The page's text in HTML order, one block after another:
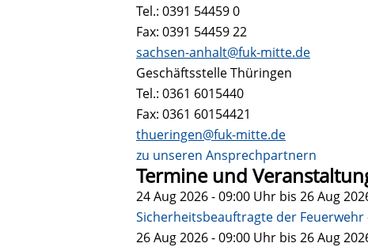
Tel.: 0391 54459 0
Fax: 0391 54459 22
sachsen-anhalt@fuk-mitte.de
Geschäftsstelle Thüringen
Tel.: 0361 6015440
Fax: 0361 60154421
thueringen@fuk-mitte.de
zu unseren Ansprechpartnern
Termine und
24 Aug 2026 - 09:00 Uhr bis 26 Aug
Sicherheitsbeauftragte der Feuerwehr
26 Aug 2026 - 09:00 Uhr bis 26 Aug